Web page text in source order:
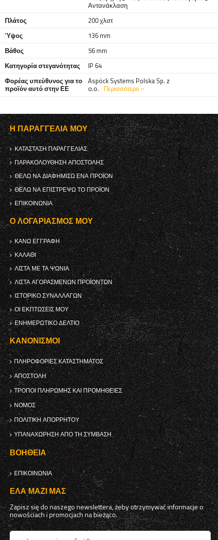
Αντανάκλαση
Πλάτος
200 χλστ
Ύψος
136 mm
Βάθος
56 mm
Κατηγορία στεγανότητας
IP 64
Φορέας υπεύθυνος για το
προϊόν αυτό στην ΕΕ
Aspöck Systems Polska Sp. z
o.o. Περισσότερο
Η ΠΑΡΑΓΓΕΛΊΑ ΜΟΥ
ΚΑΤΆΣΤΑΣΗ ΠΑΡΑΓΓΕΛΊΑΣ
ΠΑΡΑΚΟΛΟΎΘΗΣΗ ΑΠΟΣΤΟΛΉΣ
ΘΈΛΩ ΝΑ ΔΙΑΦΗΜΊΣΩ ΈΝΑ ΠΡΟΪΌΝ
ΘΈΛΩ ΝΑ ΕΠΙΣΤΡΈΨΩ ΤΟ ΠΡΟΪΌΝ
ΕΠΙΚΟΙΝΩΝΊΑ
Ο ΛΟΓΑΡΙΑΣΜΌΣ ΜΟΥ
ΚΑΝΩ ΕΓΓΡΑΦΗ
ΚΑΛΆΘΙ
ΛΊΣΤΑ ΜΕ ΤΑ ΨΏΝΙΑ
ΛΊΣΤΑ ΑΓΟΡΑΣΜΈΝΩΝ ΠΡΟΪΌΝΤΩΝ
ΙΣΤΟΡΙΚΌ ΣΥΝΑΛΛΑΓΏΝ
ΟΙ ΕΚΠΤΏΣΕΙΣ ΜΟΥ
ΕΝΗΜΕΡΩΤΙΚΌ ΔΕΛΤΊΟ
ΚΑΝΟΝΙΣΜΟΊ
ΠΛΗΡΟΦΟΡΊΕΣ ΚΑΤΑΣΤΉΜΑΤΟΣ
ΑΠΟΣΤΟΛΉ
ΤΡΌΠΟΙ ΠΛΗΡΩΜΉΣ ΚΑΙ ΠΡΟΜΉΘΕΙΕΣ
ΝΌΜΟΣ
ΠΟΛΙΤΙΚΉ ΑΠΟΡΡΉΤΟΥ
ΥΠΑΝΑΧΏΡΗΣΗ ΑΠΌ ΤΗ ΣΎΜΒΑΣΗ
ΒΟΉΘΕΙΑ
ΕΠΙΚΟΙΝΩΝΊΑ
ΈΛΑ ΜΑΖΊ ΜΑΣ
Zapisz się do naszego newslettera, żeby otrzymywać informacje o
nowościach i promocjach na bieżąco.